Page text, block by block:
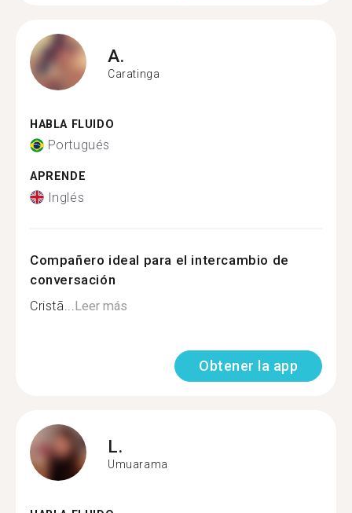
A.
Caratinga
HABLA FLUIDO
Portugués
APRENDE
Inglés
Compañero ideal para el intercambio de
conversación
Cristã... Leer más
Obtener la app
L.
Umuarama